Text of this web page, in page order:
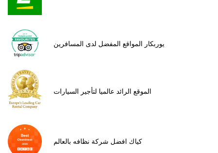
يوربكار المواقع المفضل لدى المسافرين
الموقع الرائد عالميا لتأجير السيارات
كياك افضل شركة نظافه بالعالم